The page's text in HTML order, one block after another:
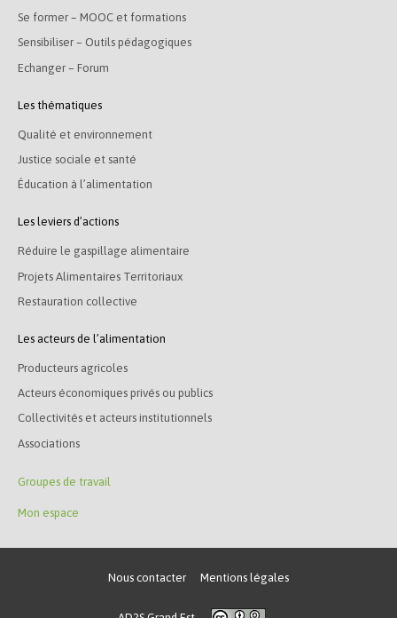
Se former – MOOC et formations
Sensibiliser – Outils pédagogiques
Echanger – Forum
Les thématiques
Qualité et environnement
Justice sociale et santé
Éducation à l’alimentation
Les leviers d’actions
Réduire le gaspillage alimentaire
Projets Alimentaires Territoriaux
Restauration collective
Les acteurs de l’alimentation
Producteurs agricoles
Acteurs économiques privés ou publics
Collectivités et acteurs institutionnels
Associations
Groupes de travail
Mon espace
Nous contacter Mentions légales